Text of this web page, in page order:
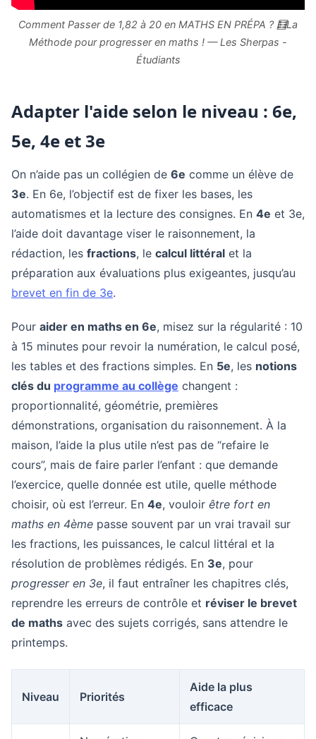
Comment Passer de 1,82 à 20 en MATHS EN PRÉPA ? 🧮La
Méthode pour progresser en maths ! — Les Sherpas -
Étudiants
Adapter l'aide selon le niveau : 6e,
5e, 4e et 3e
On n’aide pas un collégien de 6e comme un élève de
3e. En 6e, l’objectif est de fixer les bases, les
automatismes et la lecture des consignes. En 4e et 3e,
l’aide doit davantage viser le raisonnement, la
rédaction, les fractions, le calcul littéral et la
préparation aux évaluations plus exigeantes, jusqu’au
brevet en fin de 3e.
Pour aider en maths en 6e, misez sur la régularité : 10
à 15 minutes pour revoir la numération, le calcul posé,
les tables et des fractions simples. En 5e, les notions
clés du programme au collège changent :
proportionnalité, géométrie, premières
démonstrations, organisation du raisonnement. À la
maison, l’aide la plus utile n’est pas de “refaire le
cours”, mais de faire parler l’enfant : que demande
l’exercice, quelle donnée est utile, quelle méthode
choisir, où est l’erreur. En 4e, vouloir être fort en
maths en 4ème passe souvent par un vrai travail sur
les fractions, les puissances, le calcul littéral et la
résolution de problèmes rédigés. En 3e, pour
progresser en 3e, il faut entraîner les chapitres clés,
reprendre les erreurs de contrôle et réviser le brevet
de maths avec des sujets corrigés, sans attendre le
printemps.
Niveau Priorités
Aide la plus
efficace